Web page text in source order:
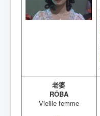
老婆
RÔBA
Vieille femme